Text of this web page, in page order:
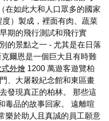
在如此大和人口眾多的國家
度）製成，裡面有肉、蔬菜
期的飛行測試和飛行實
的景點之一 - 尤其是在日落
爾恩是一個巨大且有時難
式外燴 1200 萬遊客遊覽柏
、大屠殺紀念館和東區畫
發現真正的柏林。 那些這
毒品的故事回家。 遠離喧
樂於助人且真誠的員工願意